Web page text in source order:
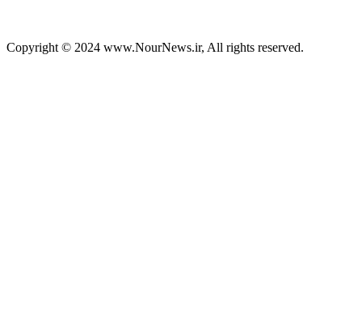
Copyright © 2024 www.NourNews.ir, All rights reserved.